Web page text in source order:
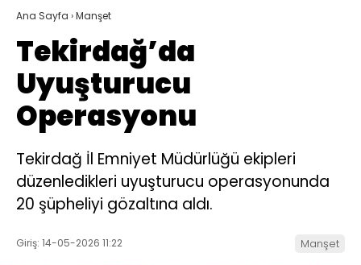
Ana Sayfa ›Manşet
Tekirdağ’da
Uyuşturucu
Operasyonu
Tekirdağ İl Emniyet Müdürlüğü ekipleri
düzenledikleri uyuşturucu operasyonunda
20 şüpheliyi gözaltına aldı.
Giriş: 14-05-2026 11:22 Manşet